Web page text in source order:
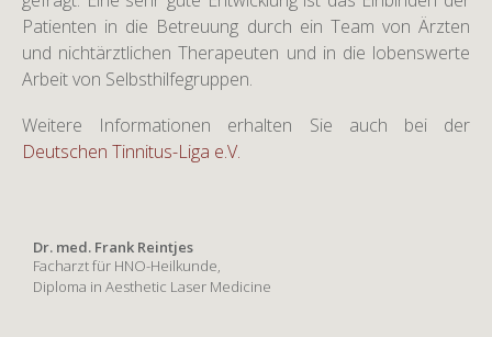
Patienten in die Betreuung durch ein Team von Ärzten
und nichtärztlichen Therapeuten und in die lobenswerte
Arbeit von Selbsthilfegruppen.
Weitere Informationen erhalten Sie auch bei der
Deutschen Tinnitus-Liga e.V.
Dr. med. Frank Reintjes
Facharzt für HNO-Heilkunde,
Diploma in Aesthetic Laser Medicine